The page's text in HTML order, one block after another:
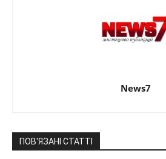
News7
ПОВ'ЯЗАНІ СТАТТІ